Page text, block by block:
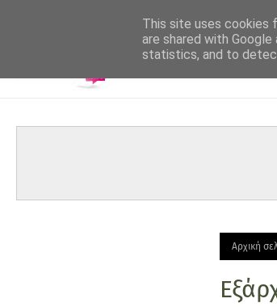
Αρχική
This site uses cookies
are shared with
statistics, and to